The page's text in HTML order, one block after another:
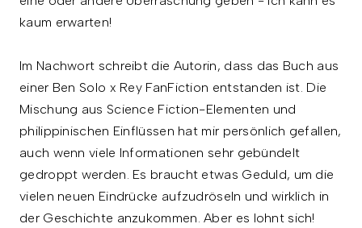
kaum erwarten!
Im Nachwort schreibt die Autorin, dass das Buch aus
einer Ben Solo x Rey FanFiction entstanden ist. Die
Mischung aus Science Fiction-Elementen und
philippinischen Einflüssen hat mir persönlich gefallen,
auch wenn viele Informationen sehr gebündelt
gedroppt werden. Es braucht etwas Geduld, um die
vielen neuen Eindrücke aufzudröseln und wirklich in
der Geschichte anzukommen. Aber es lohnt sich!